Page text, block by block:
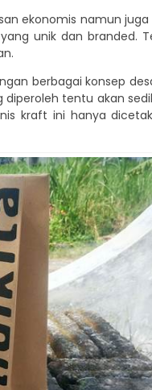
ekonomis namun juga
unik dan branded.
berbagai konsep
tentu akan
kraft ini hanya